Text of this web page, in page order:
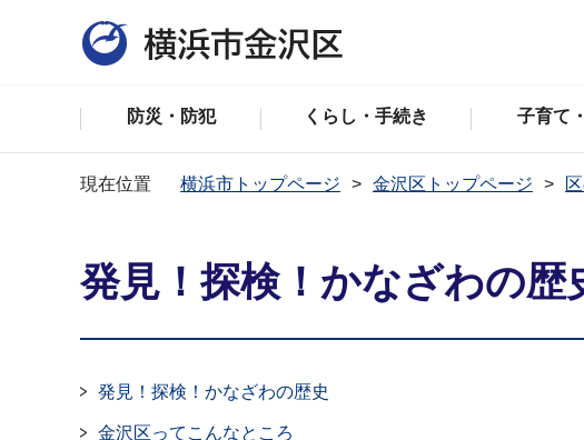
防災・防犯 くらし・手続き 子育て
現在位置 横浜市トップページ 金沢区トップページ
発見！探検！かなざわの歴
発見！探検！かなざわの歴史
金沢区ってこんなところ